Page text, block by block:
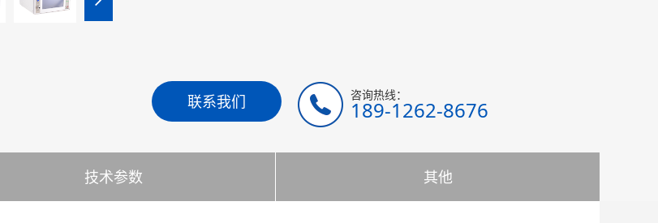
联系我们 咨询热线：
189-1262-8676
技术参数 其他